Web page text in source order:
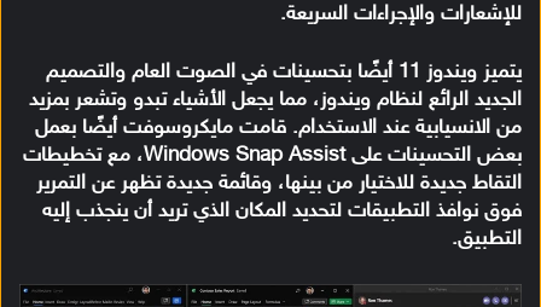
للإشعارات والإجراءات السريعة.
يتميز ويندوز 11 أيضًا بتحسينات في الصوت العام والتصميم
الجديد الرائع لنظام ويندوز، مما يجعل الأشياء تبدو وتشعر بمزيد
من الانسيابية عند الاستخدام. قامت مايكروسوفت أيضًا بعمل
بعض التحسينات على Windows Snap Assist، مع تخطيطات
التقاط جديدة للاختيار من بينها، وقائمة جديدة تظهر عن التمرير
فوق نوافذ التطبيقات لتحديد المكان الذي تريد أن ينجذب إليه
التطبيق.